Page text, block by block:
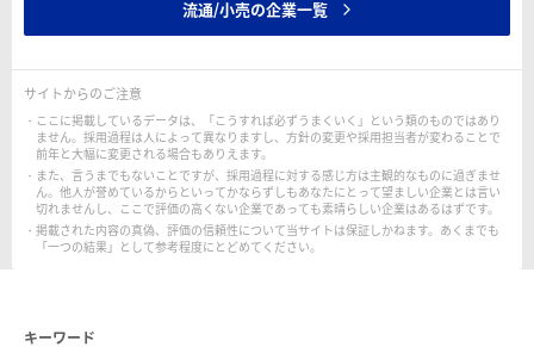
流通/小売の企業一覧
サイトからのご注意
ここに掲載しているデータは、「こうすれば必ずうまくいく」という類のものではあり
ません。採用過程は人によって異なりますし、方針の変更や採用担当者が変わることで
前年と大幅に変更される場合もありえます。
また、言うまでもないことですが、採用過程に対する感じ方は主観的なものに過ぎませ
ん。他人が誉めているからといってかならずしもあなたにとって望ましい企業とは言い
切れませんし、ここで評価の高くない企業であっても素晴らしい企業はあるはずです。
掲載された内容の真偽、評価の信頼性について当サイトは保証しかねます。あくまでも
「一つの結果」として参考程度にとどめてください。
キーワード